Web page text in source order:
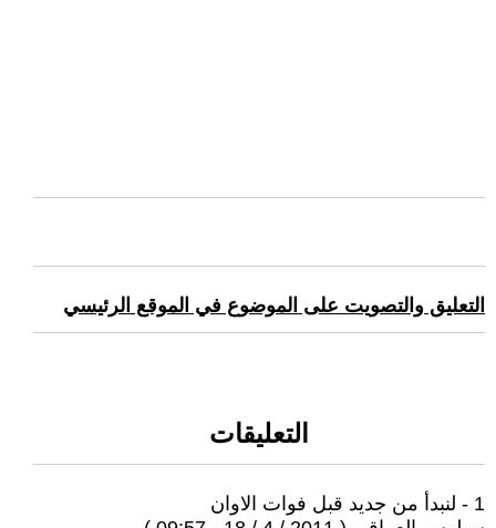
التعليق والتصويت على الموضوع في الموقع الرئيسي
التعليقات
1 - لنبدأ من جديد قبل فوات الاوان